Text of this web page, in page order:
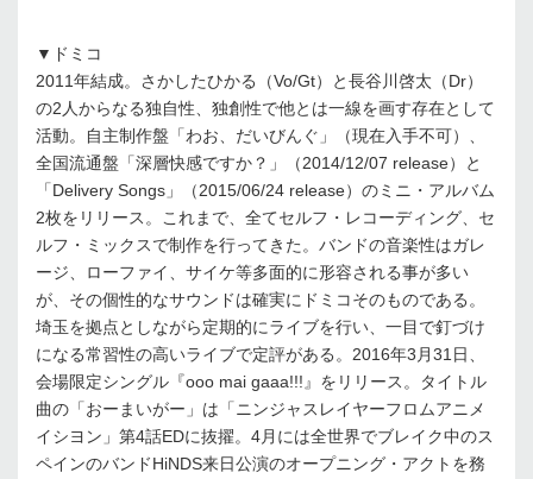
▼ドミコ
2011年結成。さかしたひかる（Vo/Gt）と長谷川啓太（Dr）
の2人からなる独自性、独創性で他とは一線を画す存在として
活動。自主制作盤「わお、だいびんぐ」（現在入手不可）、
全国流通盤「深層快感ですか？」（2014/12/07 release）と
「Delivery Songs」（2015/06/24 release）のミニ・アルバム
2枚をリリース。これまで、全てセルフ・レコーディング、セ
ルフ・ミックスで制作を行ってきた。バンドの音楽性はガレ
ージ、ローファイ、サイケ等多面的に形容される事が多い
が、その個性的なサウンドは確実にドミコそのものである。
埼玉を拠点としながら定期的にライブを行い、一目で釘づけ
になる常習性の高いライブで定評がある。2016年3月31日、
会場限定シングル『ooo mai gaaa!!!』をリリース。タイトル
曲の「おーまいがー」は「ニンジャスレイヤーフロムアニメ
イシヨン」第4話EDに抜擢。4月には全世界でブレイク中のス
ペインのバンドHiNDS来日公演のオープニング・アクトを務